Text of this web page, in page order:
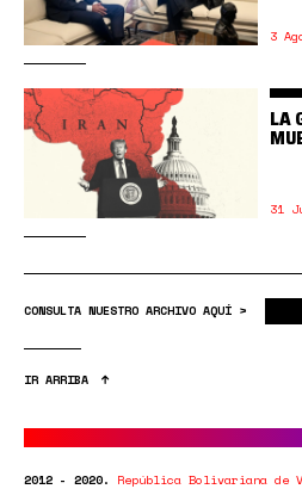
3
LA
31
CONSULTA NUESTRO ARCHIVO AQUÍ >
IR ARRIBA
2012 - 2020. República Bolivariana de